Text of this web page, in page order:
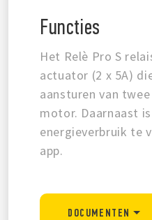
Functies
Het Relè Pro S
actuator (2 x 5A)
aansturen van
motor. Daarnaast
energieverbruik te
app.
DOCUMENTEN